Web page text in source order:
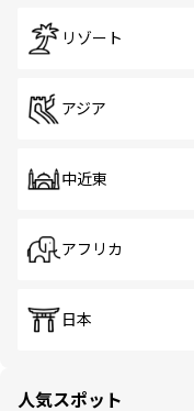
リゾート
アジア
中近東
アフリカ
日本
人気スポット